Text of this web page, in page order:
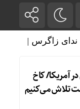
آمریکا/ کاخ
تلاش می‌کنیم